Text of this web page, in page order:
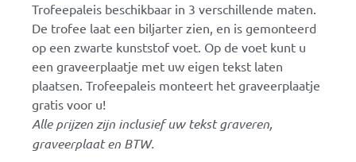
Trofeepaleis beschikbaar in 3 verschillende maten.
De trofee laat een biljarter zien, en is gemonteerd
op een zwarte kunststof voet. Op de voet kunt u
een graveerplaatje met uw eigen tekst laten
plaatsen. Trofeepaleis monteert het graveerplaatje
gratis voor u!
Alle prijzen zijn inclusief uw tekst graveren,
graveerplaat en BTW.